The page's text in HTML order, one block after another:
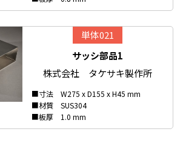
単体021
サッシ部品1
株式会社 タケサキ製作所
■寸法 W275 x D155 x H45 mm
■材質 SUS304
■板厚 1.0 mm